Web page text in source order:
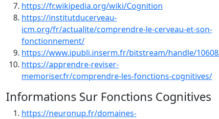
https://fr.wikipedia.org/wiki/Cognition
https://institutducerveau-
icm.org/fr/actualite/comprendre-le-cerveau-et-son-
fonctionnement/
https://www.ipubli.inserm.fr/bitstream/handle/10608/
https://apprendre-reviser-
memoriser.fr/comprendre-les-fonctions-cognitives/
Informations Sur Fonctions Cognitives
https://neuronup.fr/domaines-